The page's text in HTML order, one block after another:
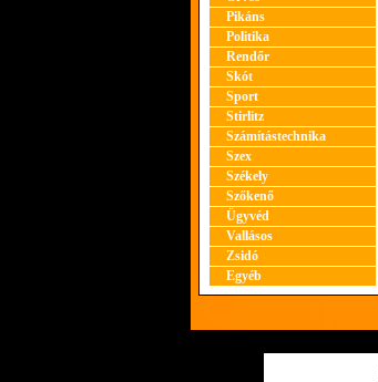
Pikáns
Politika
Rendőr
Skót
Sport
Stirlitz
Számítástechnika
Szex
Székely
Szőkenő
Ügyvéd
Vallásos
Zsidó
Egyéb